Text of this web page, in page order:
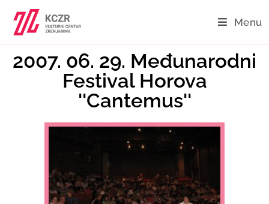
Menu
2007. 06. 29. Međunarodni
Festival Horova
''Cantemus''